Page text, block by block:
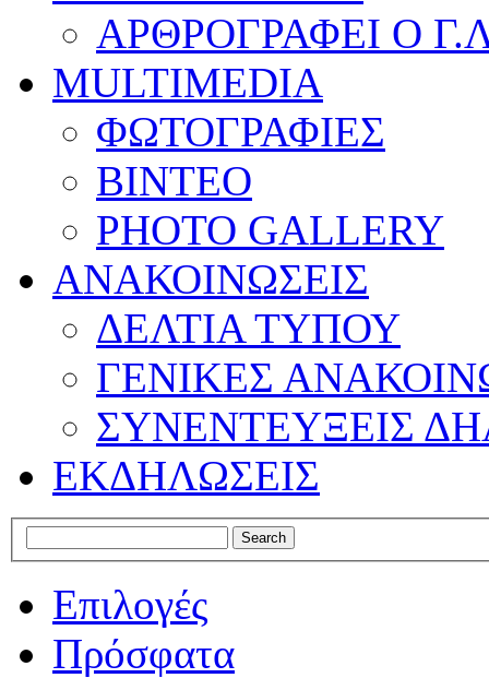
ΑΡΘΡΟΓΡΑΦΕΙ Ο
MULTIMEDIA
ΦΩΤΟΓΡΑΦΙΕΣ
ΒΙΝΤΕΟ
PHOTO GALLERY
ΑΝΑΚΟΙΝΩΣΕΙΣ
ΔΕΛΤΙΑ ΤΥΠΟΥ
ΓΕΝΙΚΕΣ
ΣΥΝΕΝΤΕΥΞΕΙΣ
ΕΚΔΗΛΩΣΕΙΣ
Επιλογές
Πρόσφατα